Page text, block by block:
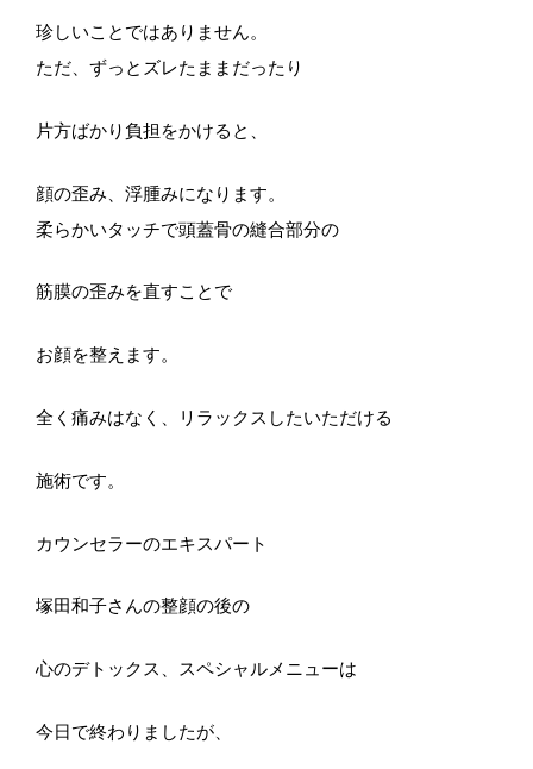
珍しいことではありません。
ただ、ずっとズレたままだったり
片方ばかり負担をかけると、
顔の歪み、浮腫みになります。
柔らかいタッチで頭蓋骨の縫合部分の
筋膜の歪みを直すことで
お顔を整えます。
全く痛みはなく、リラックスしたいただける
施術です。
カウンセラーのエキスパート
塚田和子さんの整顔の後の
心のデトックス、スペシャルメニューは
今日で終わりましたが、